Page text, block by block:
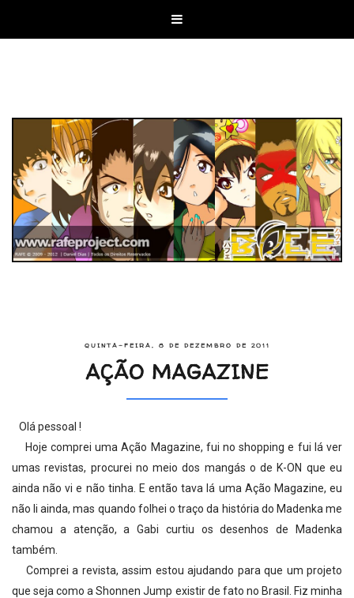

QUINTA-FEIRA, 8 DE DEZEMBRO DE 2011
AÇÃO MAGAZINE
Olá pessoal !
Hoje comprei uma Ação Magazine, fui no shopping e fui lá ver
umas revistas, procurei no meio dos mangás o de K-ON que eu
ainda não vi e não tinha. E então tava lá uma Ação Magazine, eu
não li ainda, mas quando folhei o traço da história do Madenka me
chamou a atenção, a Gabi curtiu os desenhos de Madenka
também.
Comprei a revista, assim estou ajudando para que um projeto
que seja como a Shonnen Jump existir de fato no Brasil. Fiz minha